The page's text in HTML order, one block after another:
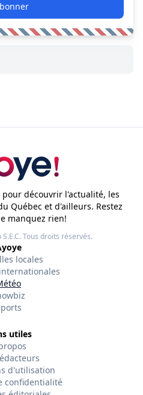
découvrir l'actualité, les
Québec et d'ailleurs. Restez
manquez rien!
Tous droits réservés.
locales
utiles
d'utilisation
confidentialité